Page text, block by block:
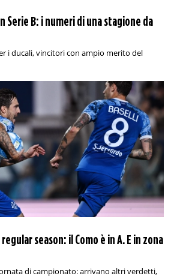
Serie B: i numeri di una stagione da
i ducali, vincitori con ampio merito del
season: il Como è in A. E in zona
di campionato: arrivano altri verdetti,